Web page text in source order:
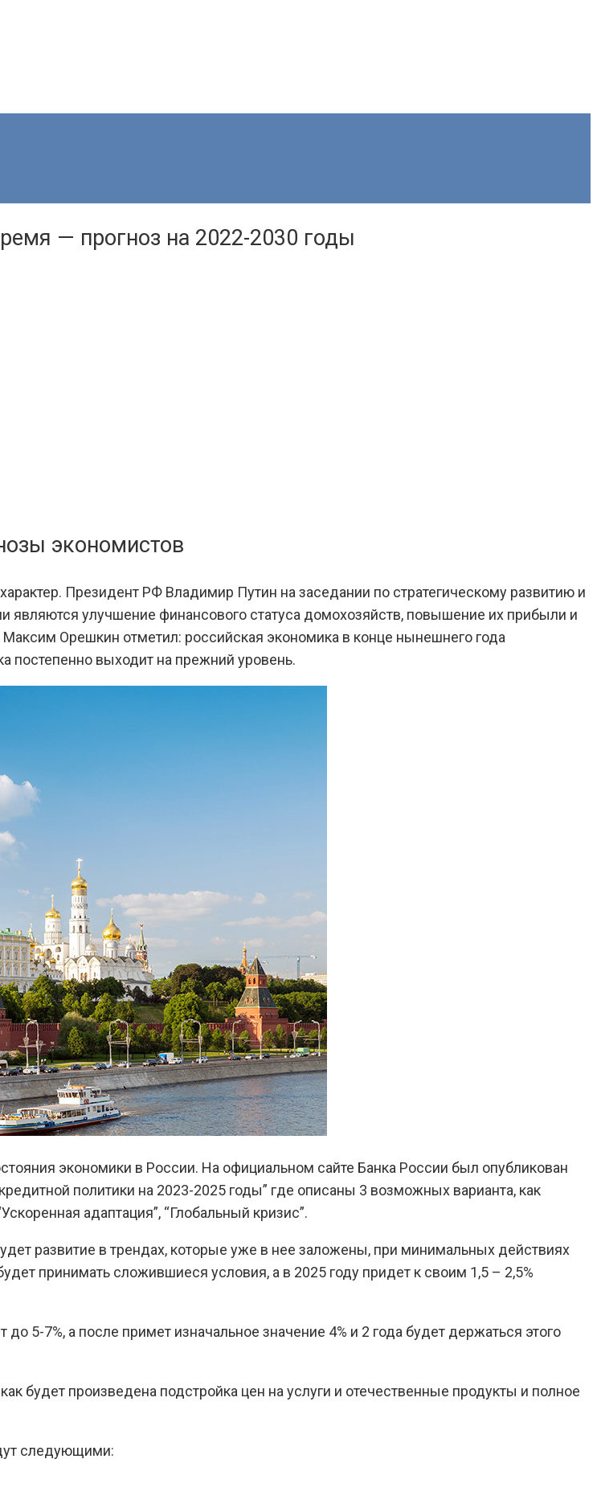
— прогноз на 2022-2030 годы
экономистов
Президент РФ Владимир Путин на заседании по стратегическому развитию и
улучшение финансового статуса домохозяйств, повышение их прибыли и
Орешкин отметил: российская экономика в конце нынешнего года
постепенно выходит на прежний уровень.
экономики в России. На официальном сайте Банка России был опубликован
политики на 2023-2025 годы” где описаны 3 возможных варианта, как
адаптация”, “Глобальный кризис”.
развитие в трендах, которые уже в нее заложены, при минимальных действиях
принимать сложившиеся условия, а в 2025 году придет к своим 1,5 – 2,5%
5-7%, а после примет изначальное значение 4% и 2 года будет держаться этого
будет произведена подстройка цен на услуги и отечественные продукты и полное
следующими: